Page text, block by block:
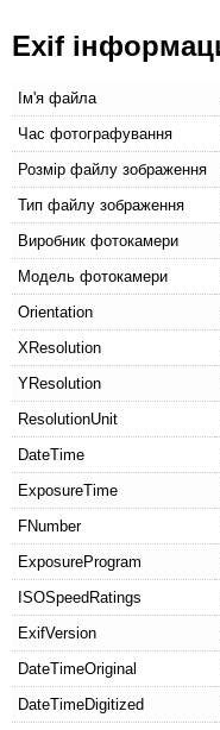
Exif
Ім'я файла
Час фотографування
Розмір файлу зображення
Тип файлу зображення
Виробник фотокамери
Модель фотокамери
Orientation
XResolution
YResolution
ResolutionUnit
DateTime
ExposureTime
FNumber
ExposureProgram
ISOSpeedRatings
ExifVersion
DateTimeOriginal
DateTimeDigitized